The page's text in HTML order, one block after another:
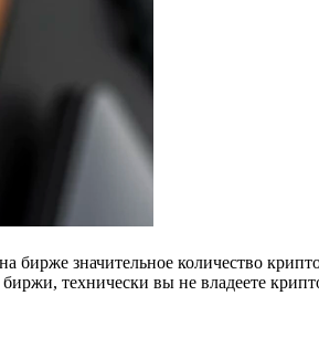
бирже значительное количество
технически вы не владеете